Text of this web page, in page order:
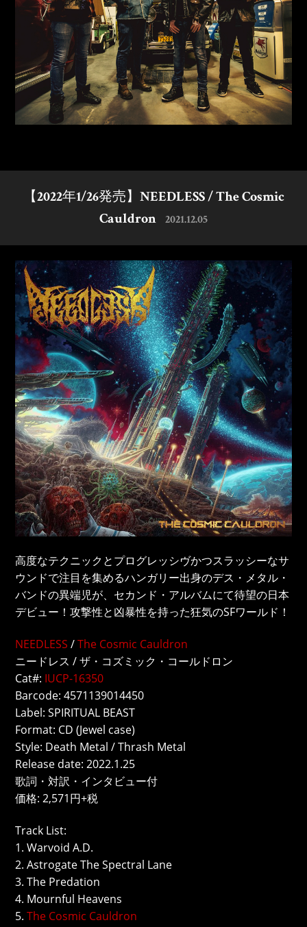
【2022年1/26発売】NEEDLESS / The Cosmic
Cauldron
2021.12.05
高度なテクニックとプログレッシヴかつスラッシーなサ
ウンドで注目を集めるハンガリー出身のデス・メタル・
バンドの異端児が、セカンド・アルバムにて待望の日本
デビュー！攻撃性と凶暴性を持った狂気のSFワールド！
NEEDLESS /The Cosmic Cauldron
ニードレス / ザ・コズミック・コールドロン
Cat#: IUCP-16350
Barcode: 4571139014450
Label: SPIRITUAL BEAST
Format: CD (Jewel case)
Style: Death Metal / Thrash Metal
Release date: 2022.1.25
歌詞・対訳・インタビュー付
価格: 2,571円+税
Track List:
1. Warvoid A.D.
2. Astrogate The Spectral Lane
3. The Predation
4. Mournful Heavens
5.The Cosmic Cauldron